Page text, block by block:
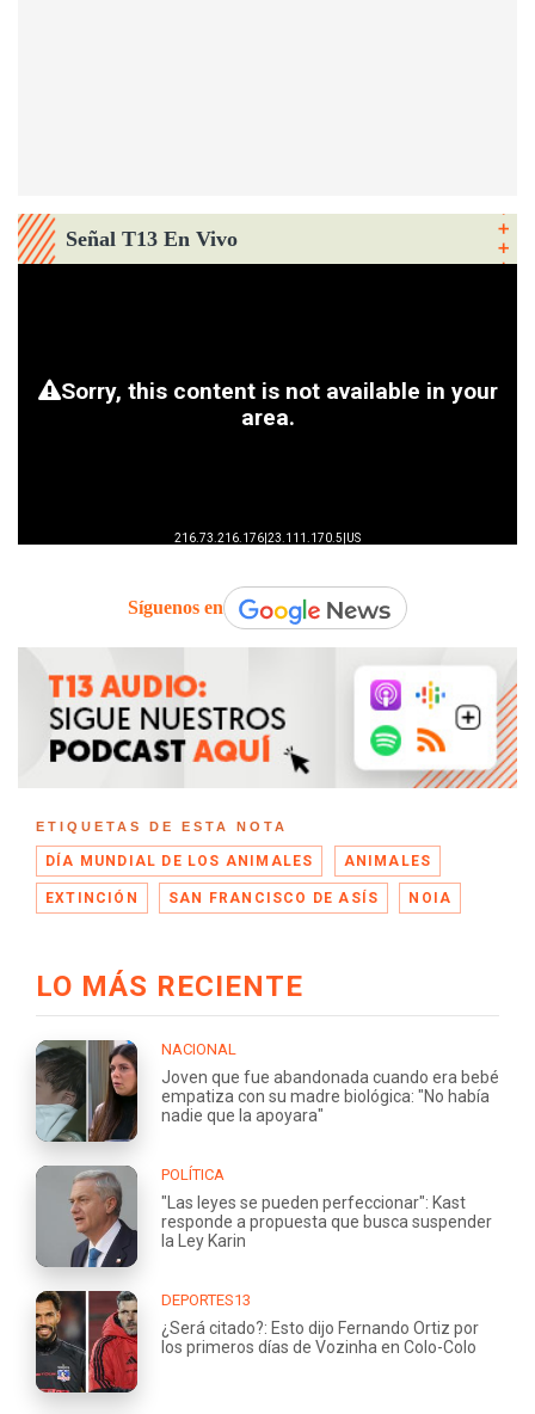
Señal T13 En Vivo
Síguenos en
ETIQUETAS DE ESTA NOTA
DÍA MUNDIAL DE LOS ANIMALES ANIMALES
EXTINCIÓN SAN FRANCISCO DE ASÍS NOIA
LO MÁS RECIENTE
NACIONAL
Joven que fue abandonada cuando era bebé
empatiza con su madre biológica: "No había
nadie que la apoyara"
POLÍTICA
"Las leyes se pueden perfeccionar": Kast
responde a propuesta que busca suspender
la Ley Karin
DEPORTES13
¿Será citado?: Esto dijo Fernando Ortiz por
los primeros días de Vozinha en Colo-Colo